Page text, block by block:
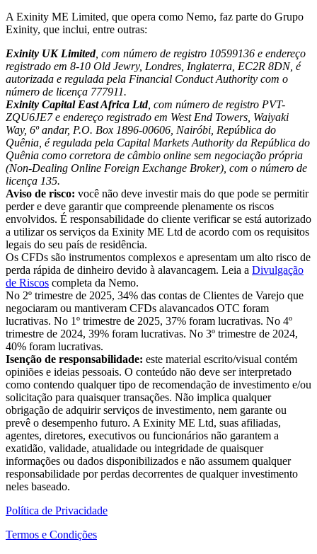
A Exinity ME Limited, que opera como Nemo, faz parte do Grupo
Exinity, que inclui, entre outras:
Exinity UK Limited, com número de registro 10599136 e endereço
registrado em 8-10 Old Jewry, Londres, Inglaterra, EC2R 8DN, é
autorizada e regulada pela Financial Conduct Authority com o
número de licença 777911.
Exinity Capital East Africa Ltd, com número de registro PVT-
ZQU6JE7 e endereço registrado em West End Towers, Waiyaki
Way, 6º andar, P.O. Box 1896-00606, Nairóbi, República do
Quênia, é regulada pela Capital Markets Authority da República do
Quênia como corretora de câmbio online sem negociação própria
(Non-Dealing Online Foreign Exchange Broker), com o número de
licença 135.
Aviso de risco: você não deve investir mais do que pode se permitir
perder e deve garantir que compreende plenamente os riscos
envolvidos. É responsabilidade do cliente verificar se está autorizado
a utilizar os serviços da Exinity ME Ltd de acordo com os requisitos
legais do seu país de residência.
Os CFDs são instrumentos complexos e apresentam um alto risco de
perda rápida de dinheiro devido à alavancagem. Leia a Divulgação
de Riscos completa da Nemo.
No 2º trimestre de 2025, 34% das contas de Clientes de Varejo que
negociaram ou mantiveram CFDs alavancados OTC foram
lucrativas. No 1º trimestre de 2025, 37% foram lucrativas. No 4º
trimestre de 2024, 39% foram lucrativas. No 3º trimestre de 2024,
40% foram lucrativas.
Isenção de responsabilidade: este material escrito/visual contém
opiniões e ideias pessoais. O conteúdo não deve ser interpretado
como contendo qualquer tipo de recomendação de investimento e/ou
solicitação para quaisquer transações. Não implica qualquer
obrigação de adquirir serviços de investimento, nem garante ou
prevê o desempenho futuro. A Exinity ME Ltd, suas afiliadas,
agentes, diretores, executivos ou funcionários não garantem a
exatidão, validade, atualidade ou integridade de quaisquer
informações ou dados disponibilizados e não assumem qualquer
responsabilidade por perdas decorrentes de qualquer investimento
neles baseado.
Política de Privacidade
Termos e Condições